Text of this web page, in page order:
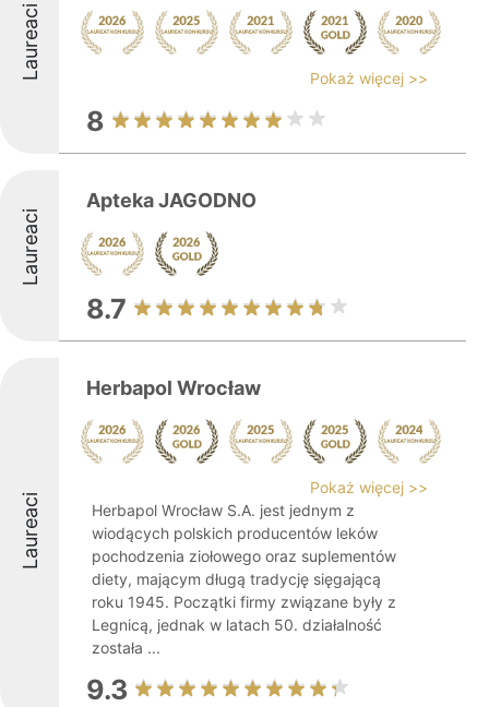
Laureaci Pokaż więcej >>
8
Laureaci
Apteka JAGODNO
8.7
Laureaci
Herbapol Wrocław
Pokaż więcej >>
Herbapol Wrocław S.A. jest jednym z
wiodących polskich producentów leków
pochodzenia ziołowego oraz suplementów
diety, mającym długą tradycję sięgającą
roku 1945. Początki firmy związane były z
Legnicą, jednak w latach 50. działalność
została ...
9.3